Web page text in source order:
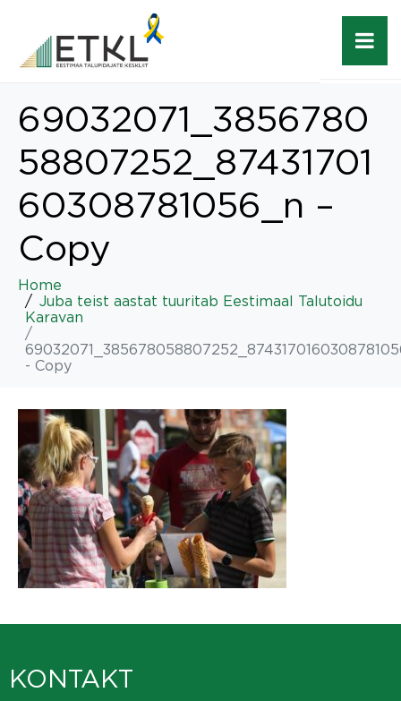
69032071_3856780
58807252_87431701
60308781056_n –
Copy
Home
Juba teist aastat tuuritab Eestimaal Talutoidu
Karavan
- Copy
KONTAKT